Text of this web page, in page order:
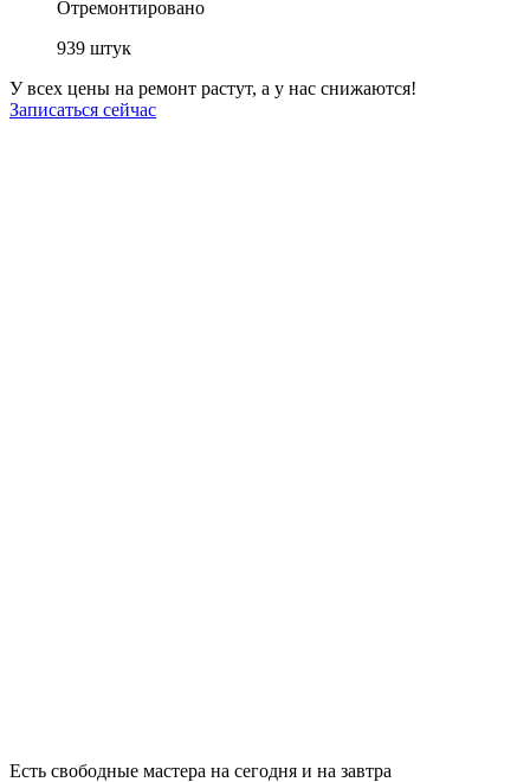
Отремонтировано
939 штук
У всех цены на ремонт растут, а у нас снижаются!
Записаться сейчас
Есть свободные мастера на сегодня и на завтра